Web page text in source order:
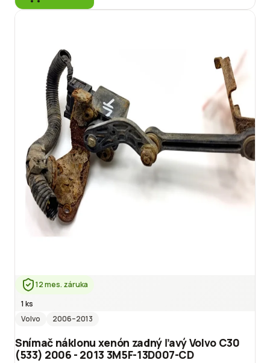
12 mes. záruka
1 ks
Volvo
2006–2013
Snímač náklonu xenón zadný ľavý Volvo C30
(533) 2006 - 2013 3M5F-13D007-CD